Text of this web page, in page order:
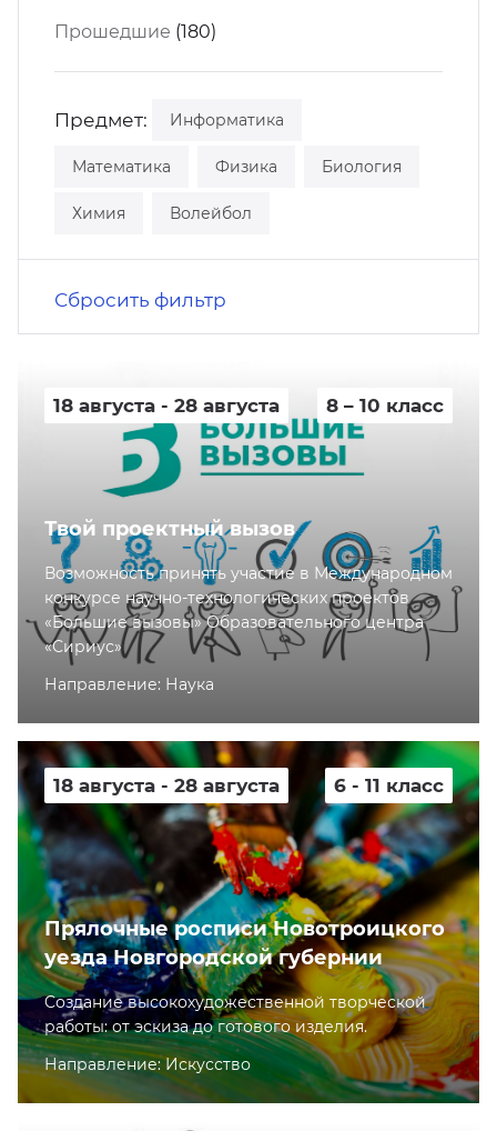
Прошедшие (180)
Предмет: Информатика
Математика Физика Биология
Химия Волейбол
Сбросить фильтр
18 августа - 28 августа 8 – 10 класс
Твой проектный вызов
Возможность принять участие в Международном
конкурсе научно-технологических проектов
«Большие вызовы» Образовательного центра
«Сириус»
Направление: Наука
18 августа - 28 августа 6 - 11 класс
Прялочные росписи Новотроицкого
уезда Новгородской губернии
Cоздание высокохудожественной творческой
работы: от эскиза до готового изделия.
Направление: Искусство